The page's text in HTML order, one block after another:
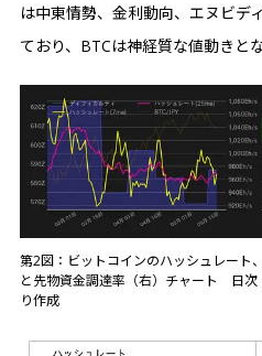
は中東情勢、金利動向、エヌビデ
ており、BTCは神経質な値動きと
第2図：ビットコインのハッシュレート
と先物資金調達率（右）チャート 日
り作成